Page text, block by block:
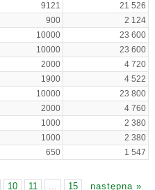
9121
21 526
900
2 124
10000
23 600
10000
23 600
2000
4 720
1900
4 522
10000
23 800
2000
4 760
1000
2 380
1000
2 380
650 1 547
10 11 ... 15 następna »